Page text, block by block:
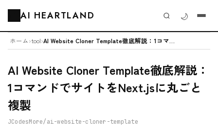
AI HEARTLAND 🌙
ホーム›tool› AI Website Cloner Template徹底解説：1コマンドで...
AI Website Cloner Template徹底解説：
1コマンドでサイトをNext.jsに丸ごと
複製
JCodesMore/ai-website-cloner-template